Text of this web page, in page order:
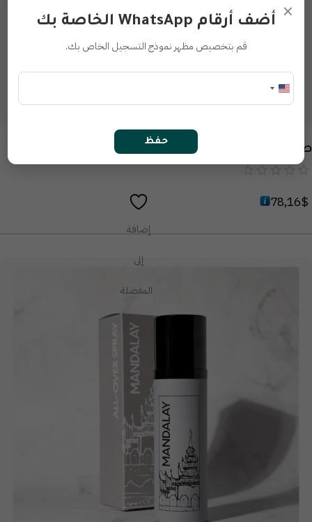
طقم سبراي للجسم بالكامل
5
78,16$
× أضف أرقام WhatsApp الخاصة بك
قم بتخصيص مظهر نموذج التسجيل الخاص بك.
حفظ